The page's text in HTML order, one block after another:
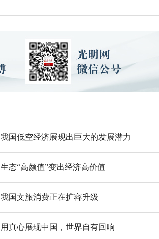
我国低空经济展现出巨大的发展潜力
生态“高颜值”变出经济高价值
我国文旅消费正在扩容升级
用真心展现中国，世界自有回响